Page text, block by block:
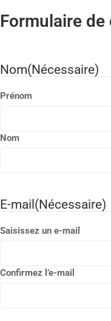
Formulaire
Nom(Nécessaire)
Prénom
Nom
E-mail (Nécessaire)
Saisissez un e-mail
Confirmez l’e-mail